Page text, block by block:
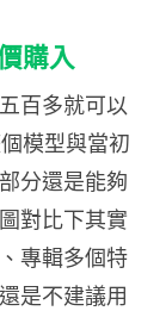
購入
百多就可以
模型與當初
分還是能夠
對比下其實
專輯多個特
是不建議用